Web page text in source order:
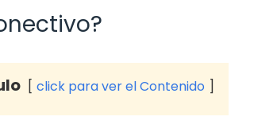
click para ver el Contenido